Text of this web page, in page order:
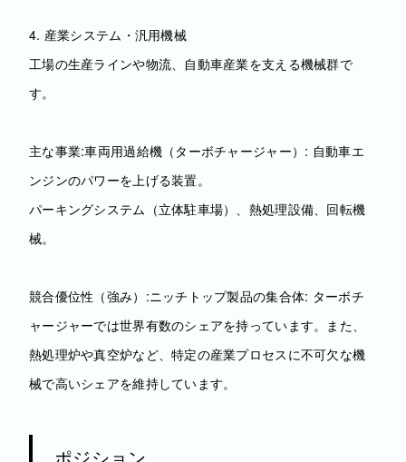
4. 産業システム・汎用機械
工場の生産ラインや物流、自動車産業を支える機械群で
す。
主な事業:車両用過給機（ターボチャージャー）: 自動車エ
ンジンのパワーを上げる装置。
パーキングシステム（立体駐車場）、熱処理設備、回転機
械。
競合優位性（強み）:ニッチトップ製品の集合体: ターボチ
ャージャーでは世界有数のシェアを持っています。また、
熱処理炉や真空炉など、特定の産業プロセスに不可欠な機
械で高いシェアを維持しています。